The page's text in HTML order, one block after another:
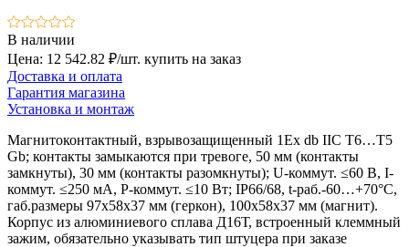
В наличии
Цена: 12 542.82 ₽/шт. купить на заказ
Доставка и оплата
Гарантия магазина
Установка и монтаж
Магнитоконтактный, взрывозащищенный 1Ex db IIC T6…Т5
Gb; контакты замыкаются при тревоге, 50 мм (контакты
замкнуты), 30 мм (контакты разомкнуты); U-коммут. ≤60 В, I-
коммут. ≤250 мА, P-коммут. ≤10 Вт; IP66/68, t-раб.-60…+70°C,
габ.размеры 97х58х37 мм (геркон), 100х58х37 мм (магнит).
Корпус из алюминиевого сплава Д16Т, встроенный клеммный
зажим, обязательно указывать тип штуцера при заказе